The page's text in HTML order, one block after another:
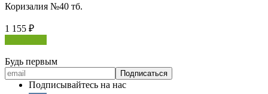
Коризалия №40 тб.
1 155 ₽
Будь первым
Подписывайтесь на нас